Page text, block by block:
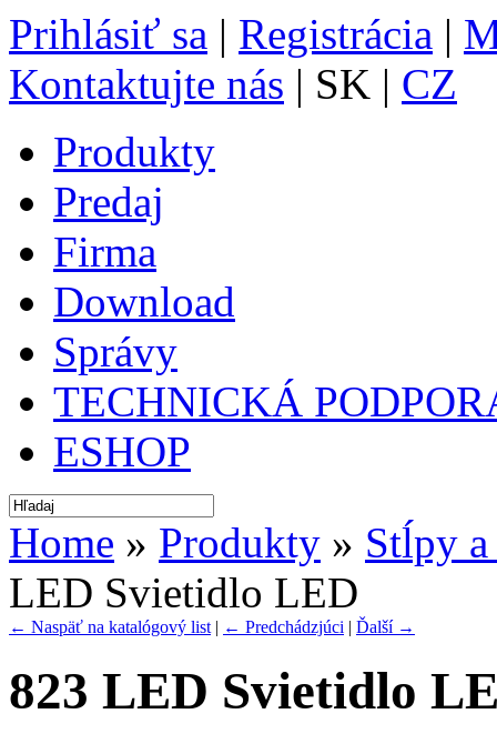
Prihlásiť sa | Registrácia |
Kontaktujte nás | SK | CZ
Produkty
Predaj
Firma
Download
Správy
TECHNICKÁ
ESHOP
Home » Produkty » Stĺpy
LED Svietidlo LED
← Naspäť na katalógový list | ← Predchádzjúci | Ďalší →
823 LED Svietidlo